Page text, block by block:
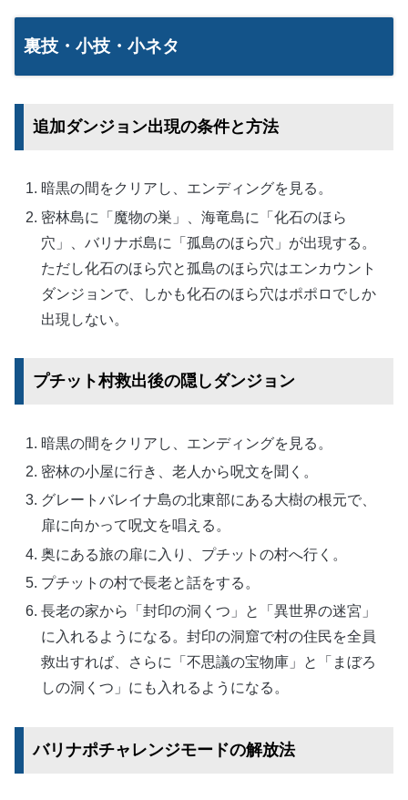
裏技・小技・小ネタ
追加ダンジョン出現の条件と方法
暗黒の間をクリアし、エンディングを見る。
密林島に「魔物の巣」、海竜島に「化石のほら
穴」、バリナボ島に「孤島のほら穴」が出現する。
ただし化石のほら穴と孤島のほら穴はエンカウント
ダンジョンで、しかも化石のほら穴はポポロでしか
出現しない。
プチット村救出後の隠しダンジョン
暗黒の間をクリアし、エンディングを見る。
密林の小屋に行き、老人から呪文を聞く。
グレートバレイナ島の北東部にある大樹の根元で、
扉に向かって呪文を唱える。
奥にある旅の扉に入り、プチットの村へ行く。
プチットの村で長老と話をする。
長老の家から「封印の洞くつ」と「異世界の迷宮」
に入れるようになる。封印の洞窟で村の住民を全員
救出すれば、さらに「不思議の宝物庫」と「まぼろ
しの洞くつ」にも入れるようになる。
バリナポチャレンジモードの解放法